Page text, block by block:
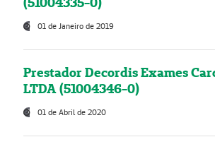
01 de Janeiro de 2019
Prestador Decordis Exames
LTDA (51004346-0)
01 de Abril de 2020